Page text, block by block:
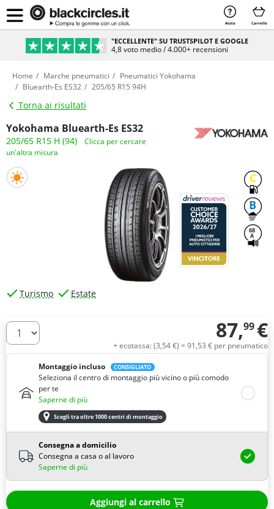
Aiuto Carrello
"ECCELLENTE" SU TRUSTSPILOT E GOOGLE
4,8 voto medio / 4.000+ recensioni
Home Marche pneumatici
Pneumatici Yokohama
Bluearth-Es ES32
205/65 R15 94H
Torna ai risultati
Yokohama Bluearth-Es ES32
205/65 R15 H (94)
Clicca per cercare
un'altra misura
C
B
68
A
Turismo Estate
Quantità 87,99 €
+ ecotassa: (3,54€) = 91,53 € per pneumatico
Montaggio incluso
CONSIGLIATO
Seleziona il centro di montaggio più vicino o più comodo
per te
Saperne di più
Scegli tra oltre 1000 centri di montaggio
Consegna a domicilio
Consegna a casa o al lavoro
Saperne di più
Aggiungi al carrello